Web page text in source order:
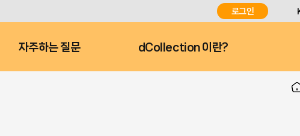
로그인
자주하는 질문 dCollection 이란?